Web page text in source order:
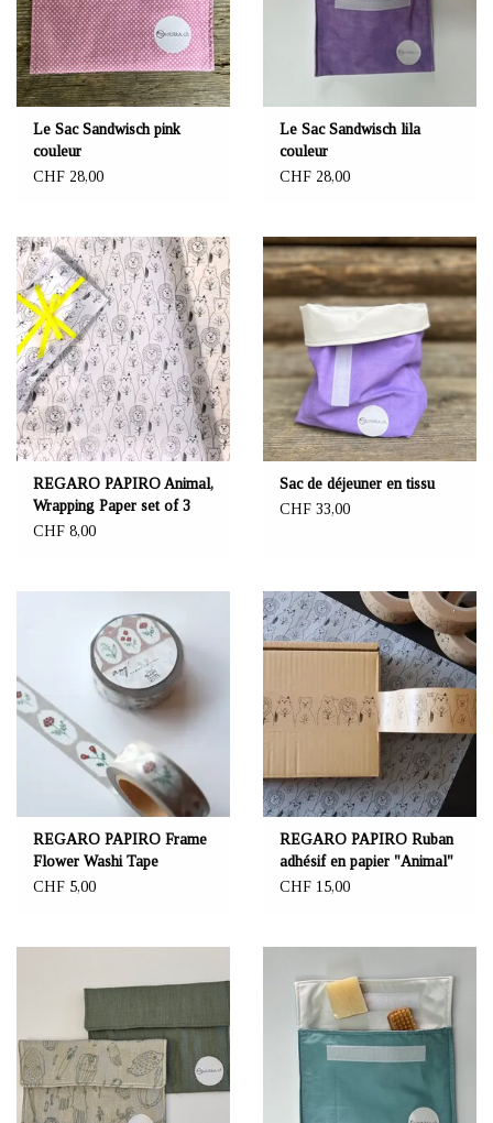
Le Sac Sandwisch pink
couleur
CHF 28,00
Le Sac Sandwisch lila
couleur
CHF 28,00
REGARO PAPIRO Animal,
Wrapping Paper set of 3
CHF 8,00
Sac de déjeuner en tissu
CHF 33,00
REGARO PAPIRO Frame
Flower Washi Tape
CHF 5,00
REGARO PAPIRO Ruban
adhésif en papier "Animal"
48 mm
CHF 15,00